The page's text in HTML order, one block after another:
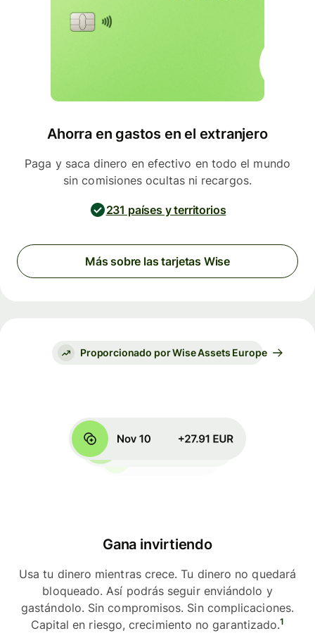
Ahorra en gastos en el extranjero
Paga y saca dinero en efectivo en todo el mundo
sin comisiones ocultas ni recargos.
231 países y territorios
Más sobre las tarjetas Wise
Proporcionado por Wise Assets Europe
Gana invirtiendo
Usa tu dinero mientras crece. Tu dinero no quedará
bloqueado. Así podrás seguir enviándolo y
gastándolo. Sin compromisos. Sin complicaciones.
Capital en riesgo, crecimiento no garantizado.1